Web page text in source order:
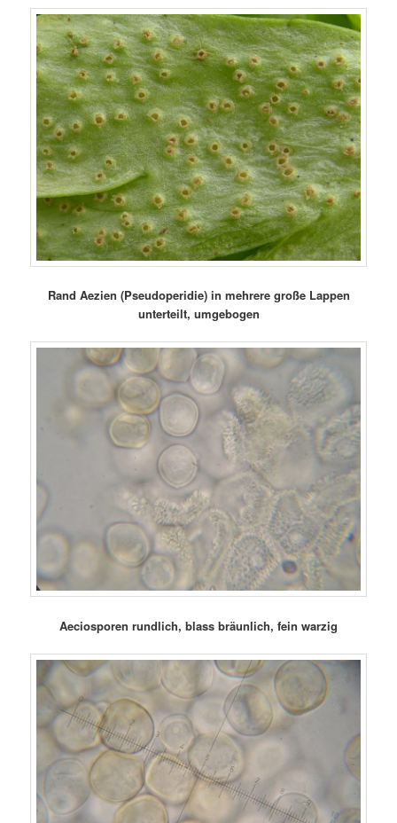
Rand Aezien (Pseudoperidie) in mehrere große Lappen
unterteilt, umgebogen
Aeciosporen rundlich, blass bräunlich, fein warzig